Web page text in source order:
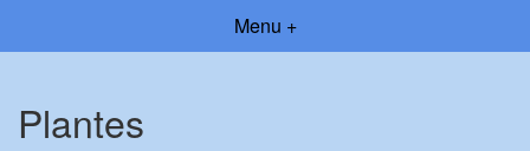
Menu +
Plantes